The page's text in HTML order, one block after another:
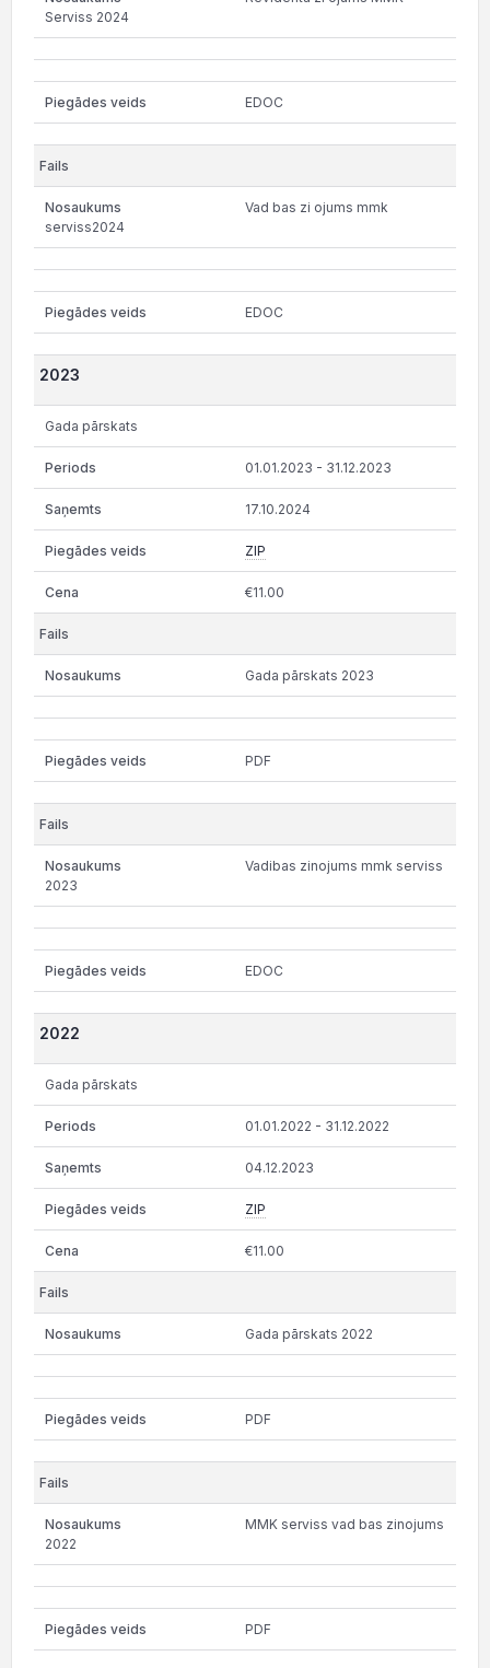
Serviss 2024
EDOC
Vad bas zi ojums mmk
serviss2024
EDOC
2023
Gada pārskats
01.01.2023 - 31.12.2023
17.10.2024
ZIP
€11.00
Gada pārskats 2023
PDF
Vadibas zinojums mmk serviss
2023
EDOC
2022
Gada pārskats
01.01.2022 - 31.12.2022
04.12.2023
ZIP
€11.00
Gada pārskats 2022
PDF
MMK serviss vad bas zinojums
2022
PDF